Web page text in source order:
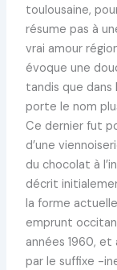
toulousaine,
résume pas à
vrai amour
évoque une
tandis que dans
porte le nom
Ce dernier fut
d’une
du chocolat à
décrit
la forme
emprunt
années 1960,
par le suffixe -